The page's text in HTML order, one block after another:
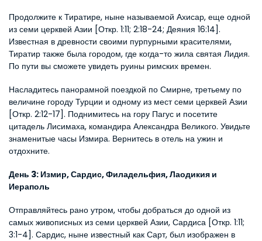
Продолжите к Тиратире, ныне называемой Ахисар, еще одной
из семи церквей Азии [Откр. 1:11; 2:18-24; Деяния 16:14].
Известная в древности своими пурпурными красителями,
Тиратир также была городом, где когда-то жила святая Лидия.
По пути вы сможете увидеть руины римских времен.
Насладитесь панорамной поездкой по Смирне, третьему по
величине городу Турции и одному из мест семи церквей Азии
[Откр. 2:12-17]. Поднимитесь на гору Пагус и посетите
цитадель Лисимаха, командира Александра Великого. Увидьте
знаменитые часы Измира. Вернитесь в отель на ужин и
отдохните.
День 3: Измир, Сардис, Филадельфия, Лаодикия и
Иераполь
Отправляйтесь рано утром, чтобы добраться до одной из
самых живописных из семи церквей Азии, Сардиса [Откр. 1:11;
3:1-4]. Сардис, ныне известный как Сарт, был изображен в